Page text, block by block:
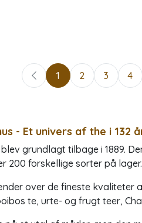
1 2 3 4
- Et univers af the i 132
grundlagt tilbage i 1889.
200 forskellige sorter på lager.
over de fineste kvaliteter
te, urte- og frugt teer,